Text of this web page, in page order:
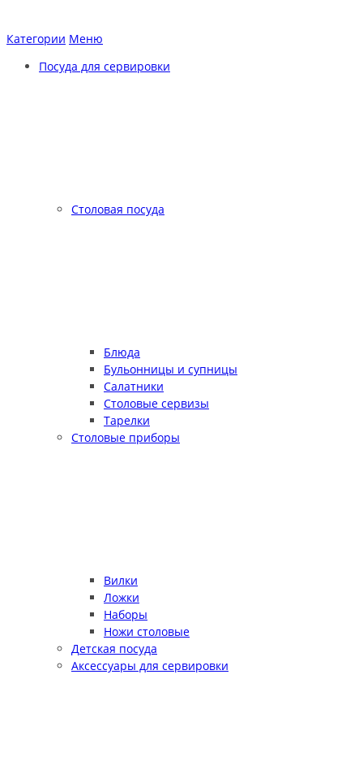
Категории Меню
Посуда для сервировки
Столовая посуда
Блюда
Бульонницы и супницы
Салатники
Столовые сервизы
Тарелки
Столовые приборы
Вилки
Ложки
Наборы
Ножи столовые
Детская посуда
Аксессуары для сервировки